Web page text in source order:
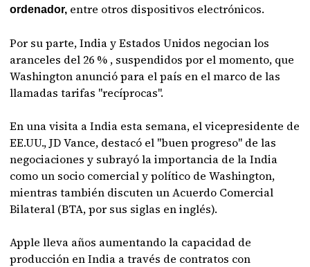
ordenador, entre otros dispositivos electrónicos.
Por su parte, India y Estados Unidos negocian los
aranceles del 26 % , suspendidos por el momento, que
Washington anunció para el país en el marco de las
llamadas tarifas "recíprocas".
En una visita a India esta semana, el vicepresidente de
EE.UU., JD Vance, destacó el "buen progreso" de las
negociaciones y subrayó la importancia de la India
como un socio comercial y político de Washington,
mientras también discuten un Acuerdo Comercial
Bilateral (BTA, por sus siglas en inglés).
Apple lleva años aumentando la capacidad de
producción en India a través de contratos con